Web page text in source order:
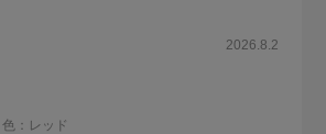
2026.8.2
色：レッド